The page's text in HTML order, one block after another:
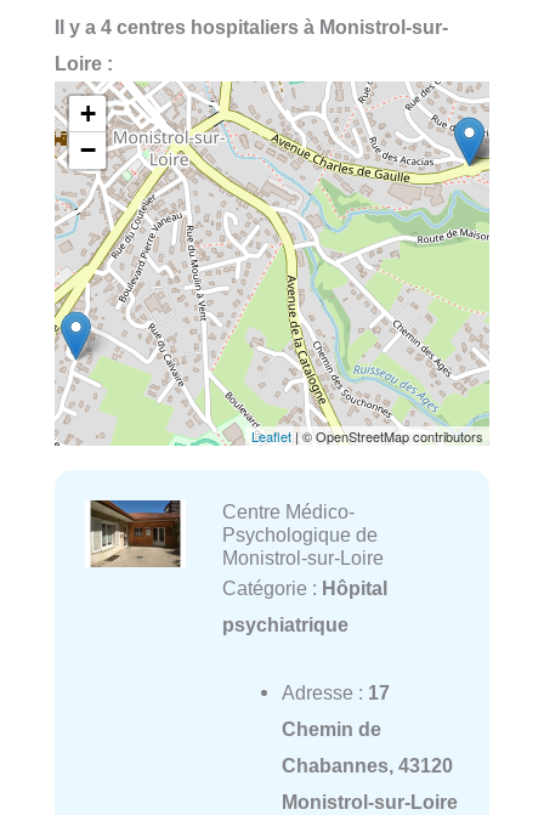
Il y a 4 centres hospitaliers à Monistrol-sur-
Loire :
+
−
Leaflet | © OpenStreetMap contributors
Centre Médico-
Psychologique de
Monistrol-sur-Loire
Catégorie : Hôpital
psychiatrique
Adresse : 17
Chemin de
Chabannes, 43120
Monistrol-sur-Loire